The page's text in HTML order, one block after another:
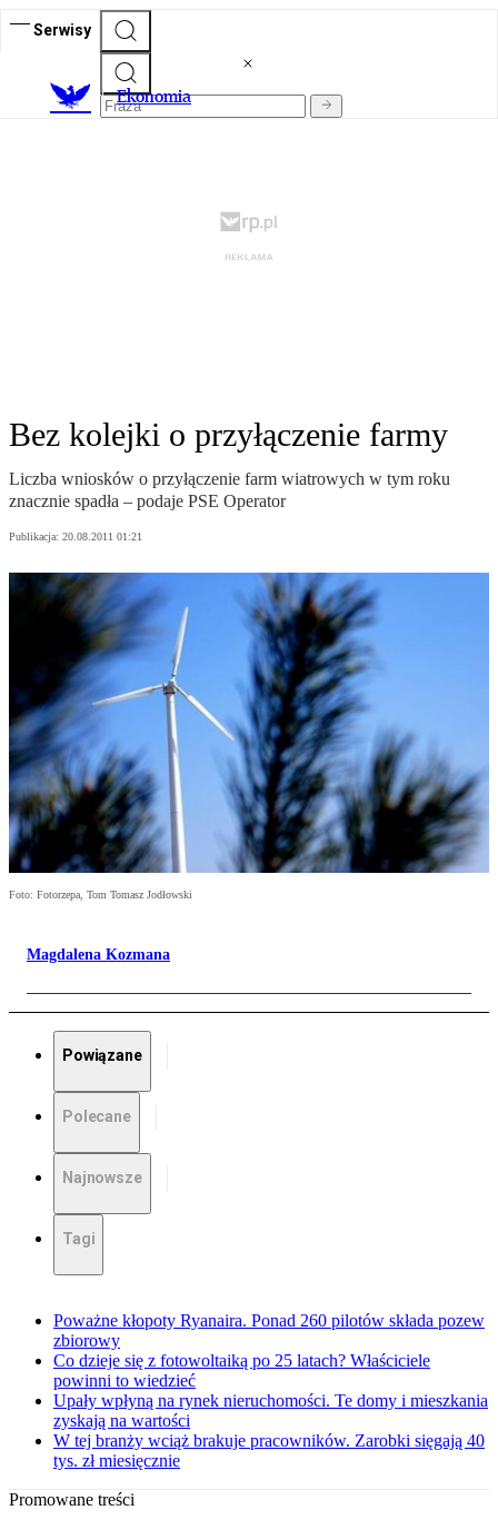
Serwisy
Ekonomia
Bez kolejki o przyłączenie farmy
Liczba wniosków o przyłączenie farm wiatrowych w tym roku
znacznie spadła – podaje PSE Operator
Publikacja: 20.08.2011 01:21
Foto: Fotorzepa, Tom Tomasz Jodłowski
Magdalena Kozmana
Powiązane
Polecane
Najnowsze
Tagi
Poważne kłopoty Ryanaira. Ponad 260 pilotów składa pozew
zbiorowy
Co dzieje się z fotowoltaiką po 25 latach? Właściciele
powinni to wiedzieć
Upały wpłyną na rynek nieruchomości. Te domy i mieszkania
zyskają na wartości
W tej branży wciąż brakuje pracowników. Zarobki sięgają 40
tys. zł miesięcznie
Promowane treści